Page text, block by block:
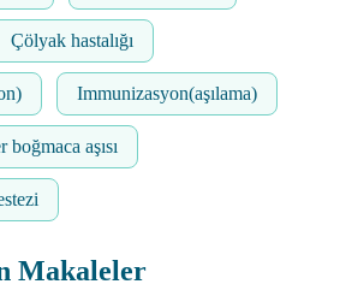
Çölyak hastalığı
Immunizasyon(aşılama)
aşısı
Makaleler